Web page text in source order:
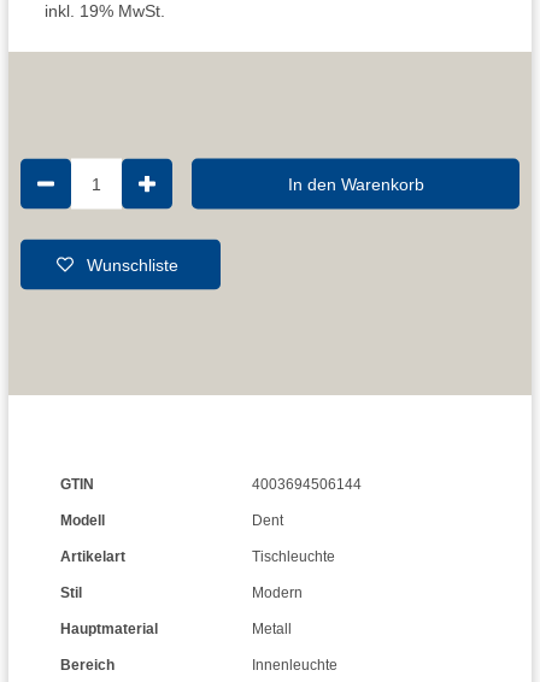
inkl. 19% MwSt.
1 In den Warenkorb
Wunschliste
GTIN 4003694506144
Modell Dent
Artikelart Tischleuchte
Stil Modern
Hauptmaterial Metall
Bereich Innenleuchte